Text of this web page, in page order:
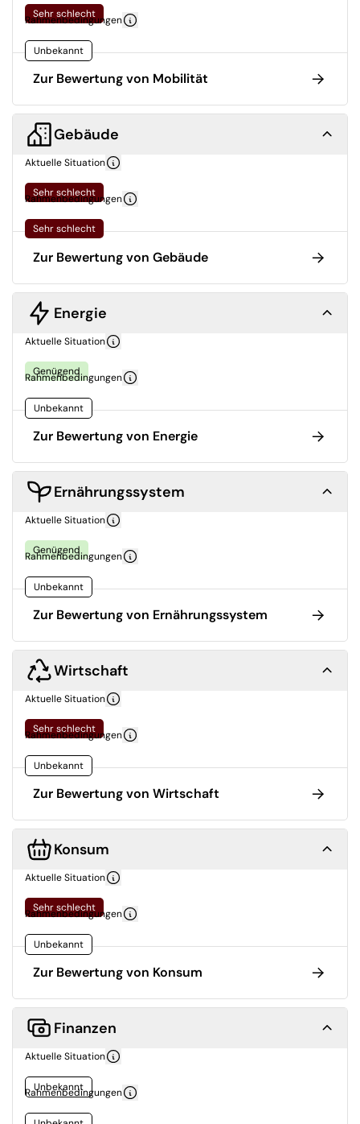
Sehr schlecht
Rahmenbedingungen
Unbekannt
Zur Bewertung von Mobilität
Gebäude
Aktuelle Situation
Sehr schlecht
Rahmenbedingungen
Sehr schlecht
Zur Bewertung von Gebäude
Energie
Aktuelle Situation
Genügend
Rahmenbedingungen
Unbekannt
Zur Bewertung von Energie
Ernährungssystem
Aktuelle Situation
Genügend
Rahmenbedingungen
Unbekannt
Zur Bewertung von Ernährungssystem
Wirtschaft
Aktuelle Situation
Sehr schlecht
Rahmenbedingungen
Unbekannt
Zur Bewertung von Wirtschaft
Konsum
Aktuelle Situation
Sehr schlecht
Rahmenbedingungen
Unbekannt
Zur Bewertung von Konsum
Finanzen
Aktuelle Situation
Unbekannt
Rahmenbedingungen